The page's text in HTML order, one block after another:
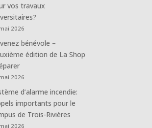
vos travaux
2026
bénévole –
édition de La Shop
2026
d’alarme incendie:
importants pour le
de Trois-Rivières
2026